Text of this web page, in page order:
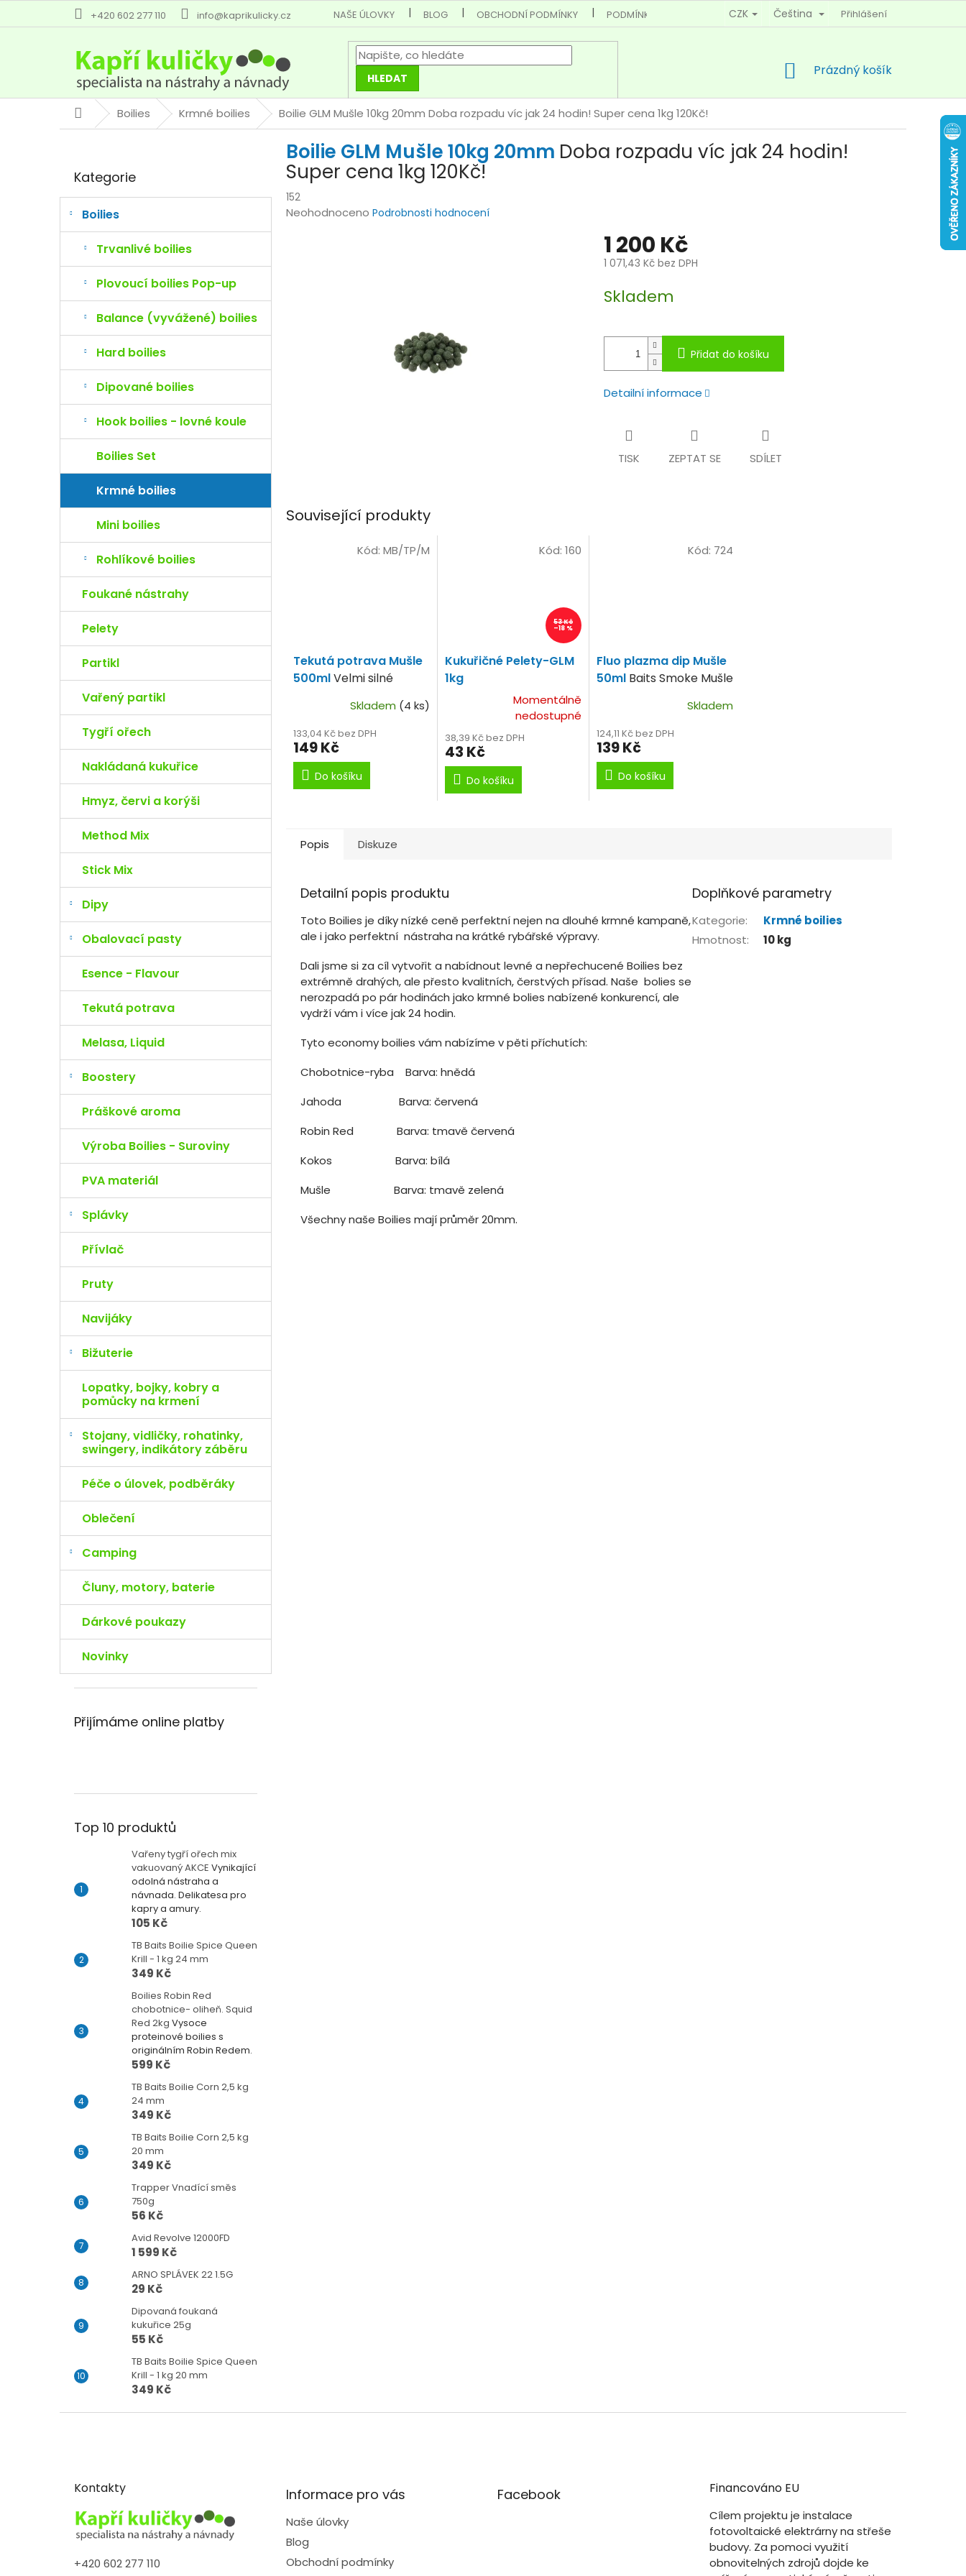
+420 602 277 110 info@kaprikulicky.cz NAŠE ÚLOVKY BLOG OBCHODNÍ PODMÍNKY PODMÍNKY OCHRANY OSOBNÍCH ÚDAJŮ KONTAKTY
CZK Čeština Přihlášení
HLEDAT
NÁKUPNÍ
Prázdný košík
DomůBoilies Krmné boilies Boilie GLM Mušle 10kg 20mm Doba rozpadu víc jak 24 hodin! Super cena 1kg 120Kč!
r
n
í
l
kategorie
Kategorie
Boilies
Trvanlivé boilies
Plovoucí boilies Pop-up
Balance (vyvážené) boilies
Hard boilies
Dipované boilies
Hook boilies - lovné koule
Boilies Set
Krmné boilies
Mini boilies
Rohlíkové boilies
Foukané nástrahy
Pelety
Partikl
Vařený partikl
Tygří ořech
Nakládaná kukuřice
Hmyz, červi a korýši
Method Mix
Stick Mix
Dipy
Obalovací pasty
Esence - Flavour
Tekutá potrava
Melasa, Liquid
Boostery
Práškové aroma
Výroba Boilies - Suroviny
PVA materiál
Splávky
Přívlač
Pruty
Navijáky
Bižuterie
Lopatky, bojky, kobry a
pomůcky na krmení
Stojany, vidličky, rohatinky,
swingery, indikátory záběru
Péče o úlovek, podběráky
Oblečení
Camping
Čluny, motory, baterie
Dárkové poukazy
Novinky
Přijímáme online platby
Top 10 produktů
Vařeny tygří ořech mix
vakuovaný AKCE Vynikající
odolná nástraha a
návnada. Delikatesa pro
kapry a amury.
105 Kč
TB Baits Boilie Spice Queen
Krill - 1 kg 24 mm
349 Kč
Boilies Robin Red
chobotnice- oliheň. Squid
Red 2kg Vysoce
proteinové boilies s
originálním Robin Redem.
599 Kč
TB Baits Boilie Corn 2,5 kg
24 mm
349 Kč
TB Baits Boilie Corn 2,5 kg
20 mm
349 Kč
Trapper Vnadící směs
750g
56 Kč
Avid Revolve 12000FD
1 599 Kč
ARNO SPLÁVEK 22 1.5G
29 Kč
Dipovaná foukaná
kukuřice 25g
55 Kč
TB Baits Boilie Spice Queen
Krill - 1 kg 20 mm
349 Kč
Boilie GLM Mušle 10kg 20mm Doba rozpadu víc jak 24 hodin!
Super cena 1kg 120Kč!
152
Průměrné
Neohodnoceno Podrobnosti hodnocení
1 200 Kč
1 071,43 Kč bez DPH
cena:
Skladem
Přidat do košíku
Detailní informace
TISK ZEPTAT SE SDÍLET
Související produkty
Tekutá potrava Mušle
500mlVelmi silné
Skladem (4 ks)
133,04 Kč bez DPH
149 Kč
Do košíku
Kód: MB/TP/M
53 Kč
–18 %
Kukuřičné Pelety-GLM
1kg
Momentálně
nedostupné
38,39 Kč bez DPH
43 Kč
Do košíku
Kód: 160
Fluo plazma dip Mušle
50ml Baits Smoke Mušle
Skladem
124,11 Kč bez DPH
139 Kč
Do košíku
Kód: 724
Popis Diskuze
Detailní popis produktu
Toto Boilies je díky nízké ceně perfektní nejen na dlouhé krmné kampaně,
ale i jako perfektní nástraha na krátké rybářské výpravy.
Dali jsme si za cíl vytvořit a nabídnout levné a nepřechucené Boilies bez
extrémně drahých, ale přesto kvalitních, čerstvých přísad. Naše bolies se
nerozpadá po pár hodinách jako krmné bolies nabízené konkurencí, ale
vydrží vám i více jak 24 hodin.
Tyto economy boilies vám nabízíme v pěti příchutích:
Chobotnice-ryba Barva: hnědá
Jahoda Barva: červená
Robin Red Barva: tmavě červená
Kokos Barva: bílá
Mušle Barva: tmavě zelená
Všechny naše Boilies mají průměr 20mm.
Doplňkové parametry
Kategorie:
Krmné boilies
Hmotnost: 10 kg
Kontakty
+420 602 277 110
Informace pro vás
Naše úlovky
Blog
Obchodní podmínky
Facebook Financováno EU
Cílem projektu je instalace
fotovoltaické elektrárny na střeše
budovy. Za pomoci využití
obnovitelných zdrojů dojde ke